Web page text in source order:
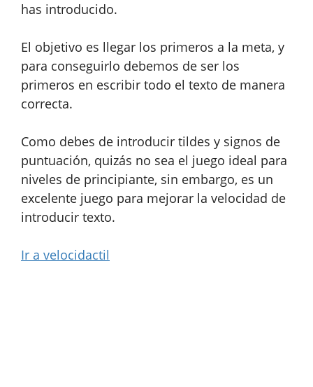
has introducido.
El objetivo es llegar los primeros a la meta, y
para conseguirlo debemos de ser los
primeros en escribir todo el texto de manera
correcta.
Como debes de introducir tildes y signos de
puntuación, quizás no sea el juego ideal para
niveles de principiante, sin embargo, es un
excelente juego para mejorar la velocidad de
introducir texto.
Ir a velocidactil